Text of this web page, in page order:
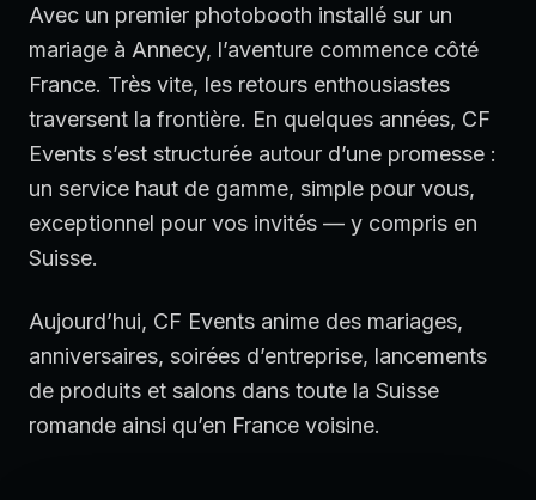
Avec un premier photobooth installé sur un
mariage à Annecy, l’aventure commence côté
France. Très vite, les retours enthousiastes
traversent la frontière. En quelques années, CF
Events s’est structurée autour d’une promesse :
un service haut de gamme, simple pour vous,
exceptionnel pour vos invités — y compris en
Suisse.
Aujourd’hui, CF Events anime des mariages,
anniversaires, soirées d’entreprise, lancements
de produits et salons dans toute la Suisse
romande ainsi qu’en France voisine.
NOTRE TERRAIN DE JEU
Mariages · Corporate · Privés